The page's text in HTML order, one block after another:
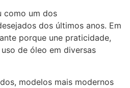
como um dos
dos últimos anos. Em
porque une praticidade,
de óleo em diversas
modelos mais modernos